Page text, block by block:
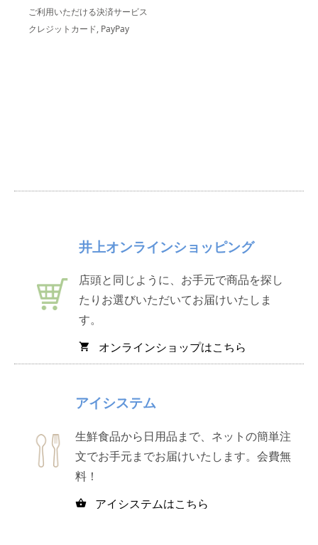
ご利用いただける決済サービス
クレジットカード, PayPay
井上オンラインショッピング
店頭と同じように、お手元で商品を探し
たりお選びいただいてお届けいたしま
す。
shopping_cart オンラインショップはこちら
アイシステム
生鮮食品から日用品まで、ネットの簡単注
文でお手元までお届けいたします。会費無
料！
shopping_basket アイシステムはこちら